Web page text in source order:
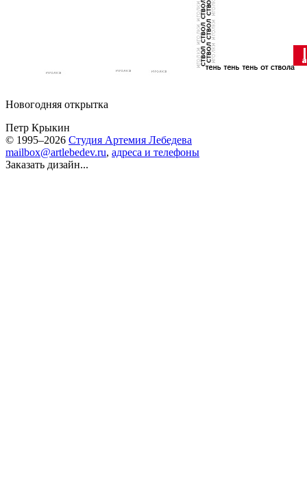
Новогодняя открытка
Петр Крыкин
© 1995–2026 Студия Артемия Лебедева
mailbox@artlebedev.ru, адреса и телефоны
Заказать дизайн...